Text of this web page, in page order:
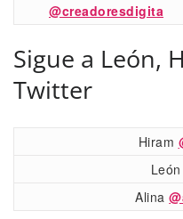
@creadoresdigita
Sigue a León,
Twitter
Hiram
Alina